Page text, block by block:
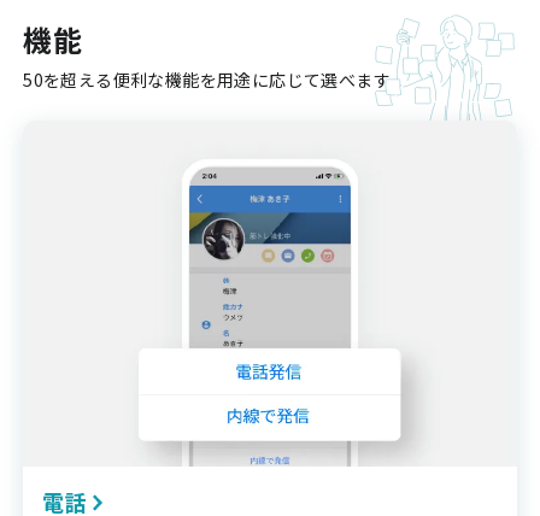
機能
50を超える便利な機能を用途に応じて選べます
電話